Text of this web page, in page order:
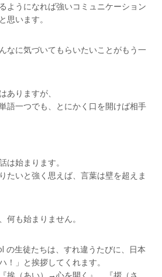
ようになれば強いコミュニケーション
思います。
なに気づいてもらいたいことがもう一
ありますが、
語一つでも、とにかく口を開けば相手
は始まります。
たいと強く思えば、言葉は壁を超えま
何も始まりません。
の生徒たちは、すれ違うたびに、日本
！」と挨拶してくれます。